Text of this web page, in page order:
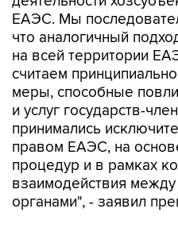
что аналогичный
на всей территории
считаем
меры, способные
и услуг государств-
принимались
правом ЕАЭС, на
процедур и в рамках
взаимодействия
органами", - заявил
Пашинян отметил, что